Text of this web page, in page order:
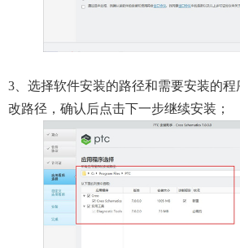
3、选择软件安装的路径和需要安装的
改路径，确认后点击下一步继续安装；